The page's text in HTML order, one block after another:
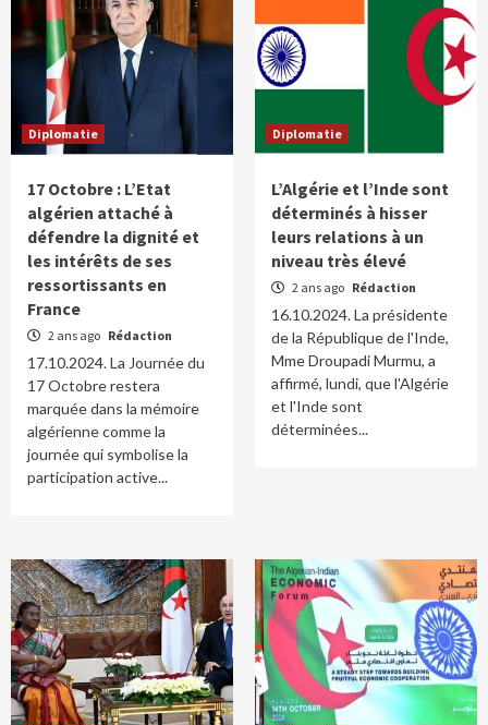
Diplomatie
17 Octobre : L’Etat
algérien attaché à
défendre la dignité et
les intérêts de ses
ressortissants en
France
2 ans ago Rédaction
17.10.2024. La Journée du
17 Octobre restera
marquée dans la mémoire
algérienne comme la
journée qui symbolise la
participation active...
Diplomatie
L’Algérie et l’Inde sont
déterminés à hisser
leurs relations à un
niveau très élevé
2 ans ago Rédaction
16.10.2024. La présidente
de la République de l'Inde,
Mme Droupadi Murmu, a
affirmé, lundi, que l'Algérie
et l'Inde sont
déterminées...